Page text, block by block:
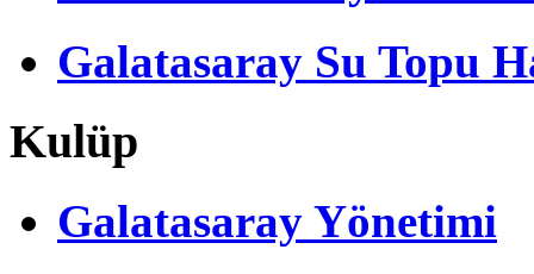
Galatasaray Su Topu
Kulüp
Galatasaray Yönetimi